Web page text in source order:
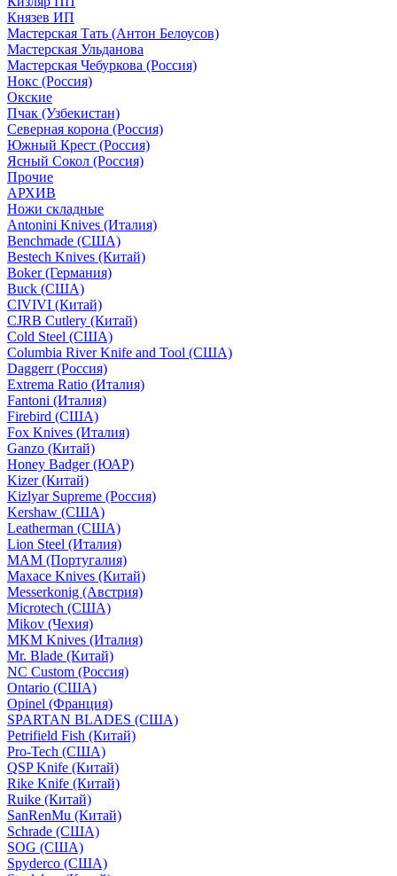
Князев ИП
Мастерская Тать (Антон Белоусов)
Мастерская Ульданова
Мастерская Чебуркова (Россия)
Нокс (Россия)
Окские
Пчак (Узбекистан)
Северная корона (Россия)
Южный Крест (Россия)
Ясный Сокол (Россия)
Прочие
АРХИВ
Ножи складные
Antonini Knives (Италия)
Benchmade (США)
Bestech Knives (Китай)
Boker (Германия)
Buck (США)
CIVIVI (Китай)
CJRB Cutlery (Китай)
Cold Steel (США)
Columbia River Knife and Tool (США)
Daggerr (Россия)
Extrema Ratio (Италия)
Fantoni (Италия)
Firebird (США)
Fox Knives (Италия)
Ganzo (Китай)
Honey Badger (ЮАР)
Kizer (Китай)
Kizlyar Supreme (Россия)
Kershaw (США)
Leatherman (США)
Lion Steel (Италия)
MAM (Португалия)
Maxace Knives (Китай)
Messerkonig (Австрия)
Microtech (США)
Mikov (Чехия)
MKM Knives (Италия)
Mr. Blade (Китай)
NC Custom (Россия)
Ontario (США)
Opinel (Франция)
SPARTAN BLADES (США)
Petrifield Fish (Китай)
Pro-Tech (США)
QSP Knife (Китай)
Rike Knife (Китай)
Ruike (Китай)
SanRenMu (Китай)
Schrade (США)
SOG (США)
Spyderco (США)